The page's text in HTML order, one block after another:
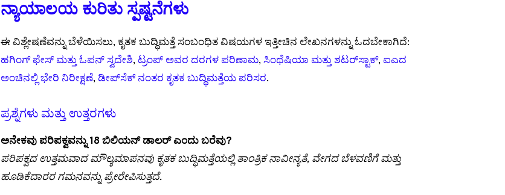
ನ್ಯಾಯಾಲಯ ಕುರಿತು ಸ್ಪಷ್ಟನೆಗಳು
ಈ ವಿಶ್ಲೇಷಣೆವನ್ನು ಬೆಳೆಯಿಸಲು, ಕೃತಕ ಬುದ್ಧಿಮತ್ತೆ ಸಂಬಂಧಿತ ವಿಷಯಗಳ ಇತ್ತೀಚಿನ ಲೇಖನಗಳನ್ನು ಓದಬೇಕಾಗಿದೆ:
ಹಗಿಂಗ್ ಫೇಸ್ ಮತ್ತು ಓಪನ್ ಸ್ವದೇಶಿ, ಟ್ರಂಪ್ ಅವರ ದರಗಳ ಪರಿಣಾಮ,ಸಿಂಥೆಷಿಯಾ ಮತ್ತು ಶಟರ್‌ಸ್ಟಾಕ್, ಐಎದ
ಅಂಚಿನಲ್ಲಿ ಭೇರಿ ನಿರೀಕ್ಷಣೆ, ಡೀಪ್‌ಸೆಕ್ ನಂತರ ಕೃತಕ ಬುದ್ಧಿಮತ್ತೆಯ ಪರಿಸರ.
ಪ್ರಶ್ನೆಗಳು ಮತ್ತು ಉತ್ತರಗಳು
ಅನೇಕವು ಪರಿಪಕ್ವವನ್ನು 18 ಬಿಲಿಯನ್ ಡಾಲರ್ ಎಂದು ಬರೆವು?
ಪರಿಪಕ್ವದ ಉತ್ತಮವಾದ ಮೌಲ್ಯಮಾಪನವು ಕೃತಕ ಬುದ್ಧಿಮತ್ತೆಯಲ್ಲಿ ತಾಂತ್ರಿಕ ನಾವೀನ್ಯತೆ, ವೇಗದ ಬೆಳವಣಿಗೆ ಮತ್ತು
ಹೂಡಿಕೆದಾರರ ಗಮನವನ್ನು ಪ್ರೇರೇಪಿಸುತ್ತದೆ.